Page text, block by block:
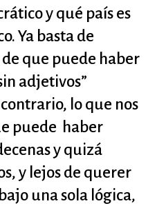
y qué país es
Ya basta de
que puede haber
adjetivos”
lo que nos
puede haber
y quizá
y lejos de querer
una sola lógica,